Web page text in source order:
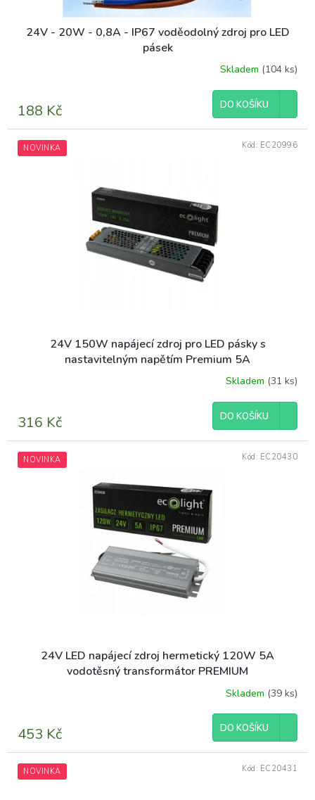
24V - 20W - 0,8A - IP67 voděodolný zdroj pro LED
pásek
Skladem (104 ks)
188 Kč DO KOŠÍKU
NOVINKA
24V 150W napájecí zdroj pro LED pásky s
nastavitelným napětím Premium 5A
Skladem (31 ks)
316 Kč DO KOŠÍKU
Kód: EC20996
NOVINKA
24V LED napájecí zdroj hermetický 120W 5A
vodotěsný transformátor PREMIUM
Skladem (39 ks)
453 Kč DO KOŠÍKU
Kód: EC20430
NOVINKA Kód: EC20431